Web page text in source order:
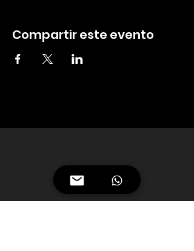
Compartir este evento